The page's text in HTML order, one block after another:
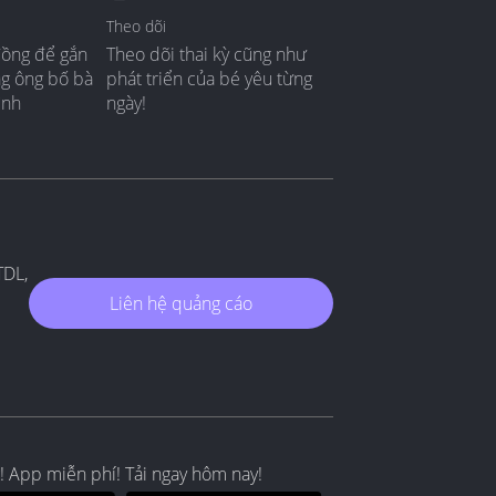
để gắn
ông bố bà
Theo dõi
Theo dõi thai kỳ cũng như
phát triển của bé yêu từng
ngày!
Liên hệ quảng cáo
App miễn phí! Tải ngay hôm nay!